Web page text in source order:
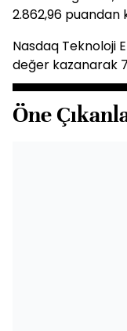
2.862,96 puandan
Nasdaq Teknoloji
değer kazanarak
Öne